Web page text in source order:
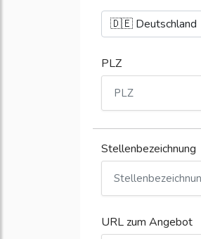
PLZ
Stellenbezeichnung
URL zum Angebot